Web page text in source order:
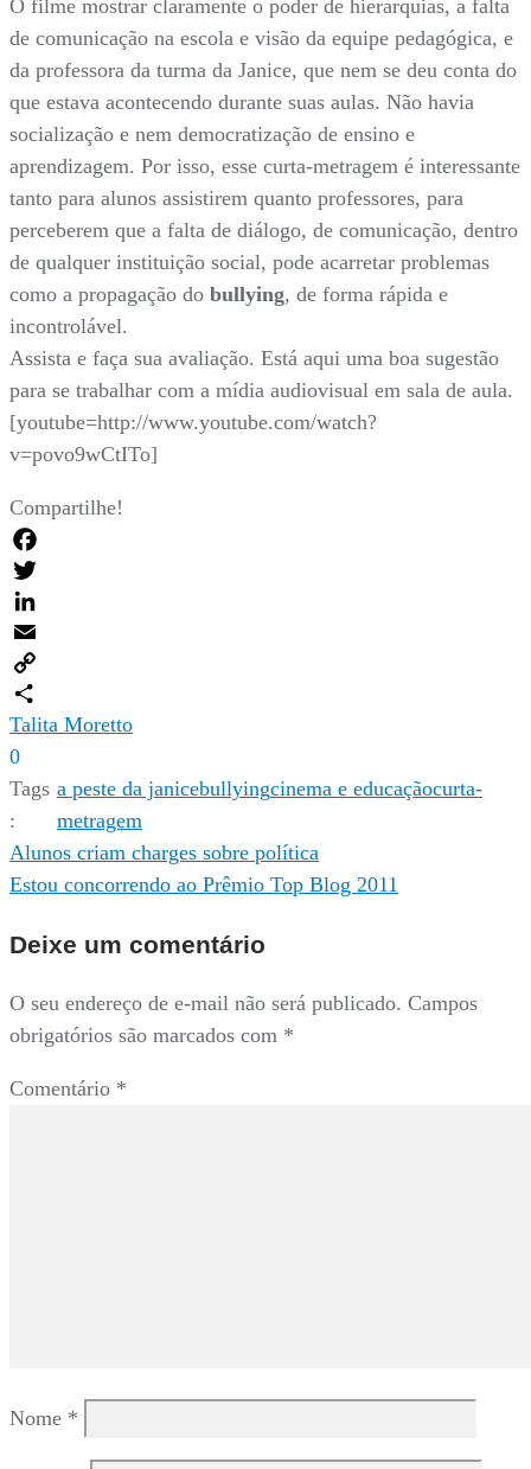
O filme mostrar claramente o poder de hierarquias, a falta
de comunicação na escola e visão da equipe pedagógica, e
da professora da turma da Janice, que nem se deu conta do
que estava acontecendo durante suas aulas. Não havia
socialização e nem democratização de ensino e
aprendizagem. Por isso, esse curta-metragem é interessante
tanto para alunos assistirem quanto professores, para
perceberem que a falta de diálogo, de comunicação, dentro
de qualquer instituição social, pode acarretar problemas
como a propagação do bullying, de forma rápida e
incontrolável.
Assista e faça sua avaliação. Está aqui uma boa sugestão
para se trabalhar com a mídia audiovisual em sala de aula.
[youtube=http://www.youtube.com/watch?
v=povo9wCtITo]
Compartilhe!
Facebook
Twitter
LinkedIn
Email
Copy
Link
Compartilhar
Talita Moretto
0
Tags
:
a peste da janicebullyingcinema e educaçãocurta-
metragem
Navegação
de
Post
Alunos criam charges sobre política
Estou concorrendo ao Prêmio Top Blog 2011
Deixe um comentário
O seu endereço de e-mail não será publicado. Campos
obrigatórios são marcados com *
Comentário *
Nome *